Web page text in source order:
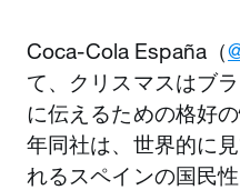
Coca-Cola España（
て、クリスマスはブ
に伝えるための格好
年同社は、世界的に
れるスペインの国民